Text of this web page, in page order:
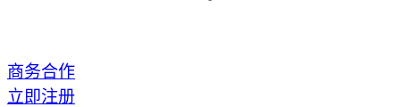
商务合作
立即注册